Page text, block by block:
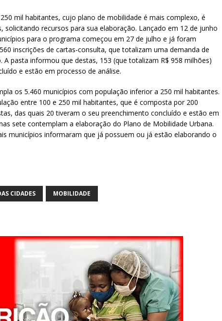
mil habitantes, cujo plano de mobilidade é mais complexo, é
solicitando recursos para sua elaboração. Lançado em 12 de junho
para o programa começou em 27 de julho e já foram
inscrições de cartas-consulta, que totalizam uma demanda de
A pasta informou que destas, 153 (que totalizam R$ 958 milhões)
e estão em processo de análise.
os 5.460 municípios com população inferior a 250 mil habitantes.
entre 100 e 250 mil habitantes, que é composta por 200
das quais 20 tiveram o seu preenchimento concluído e estão em
sete contemplam a elaboração do Plano de Mobilidade Urbana.
municípios informaram que já possuem ou já estão elaborando o
CIDADES MOBILIDADE